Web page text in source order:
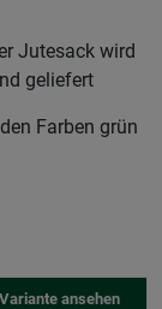
Jutesack wird
geliefert
Farben grün
Variante ansehen